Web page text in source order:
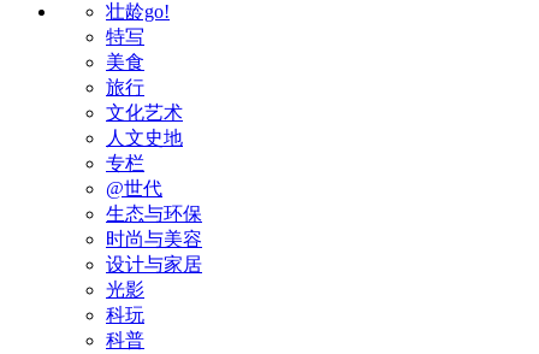
壮龄go!
特写
美食
旅行
文化艺术
人文史地
专栏
@世代
生态与环保
时尚与美容
设计与家居
光影
科玩
科普